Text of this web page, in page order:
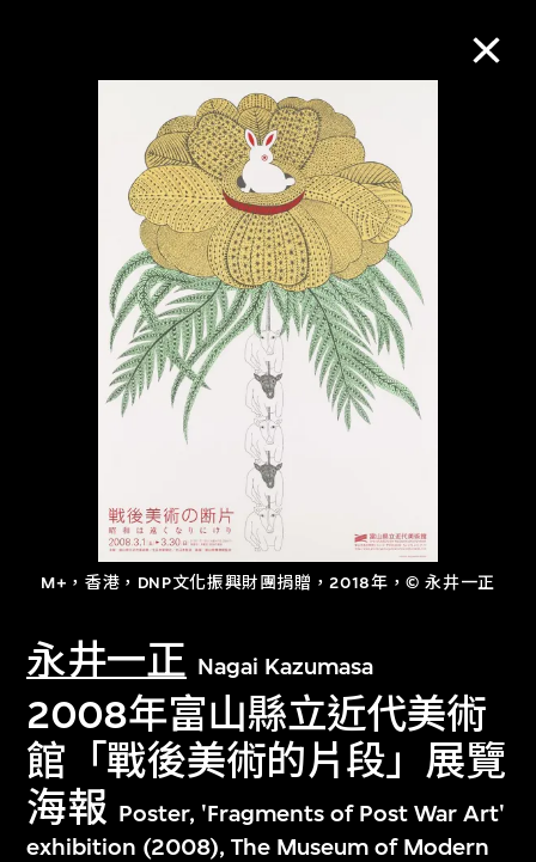
M+，香港，DNP文化振興財團捐贈，2018年，© 永井一正
永井一正 Nagai Kazumasa
2008年富山縣立近代美術
館「戰後美術的片段」展覽
海報 Poster, 'Fragments of Post War Art'
exhibition (2008), The Museum of Modern
M+藏品
進一步篩選
關於M+藏品
探索世界頂級的二十及二十一世紀視覺